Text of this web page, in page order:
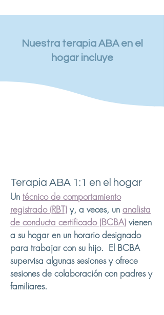
Nuestra terapia ABA en el
hogar incluye
Terapia ABA 1:1 en el hogar
Un técnico de comportamiento
registrado (RBT) y, a veces, un analista
de conducta certificado (BCBA) vienen
a su hogar en un horario designado
para trabajar con su hijo. El BCBA
supervisa algunas sesiones y ofrece
sesiones de colaboración con padres y
familiares.